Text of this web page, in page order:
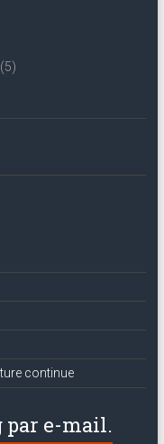
continue
par e-mail.